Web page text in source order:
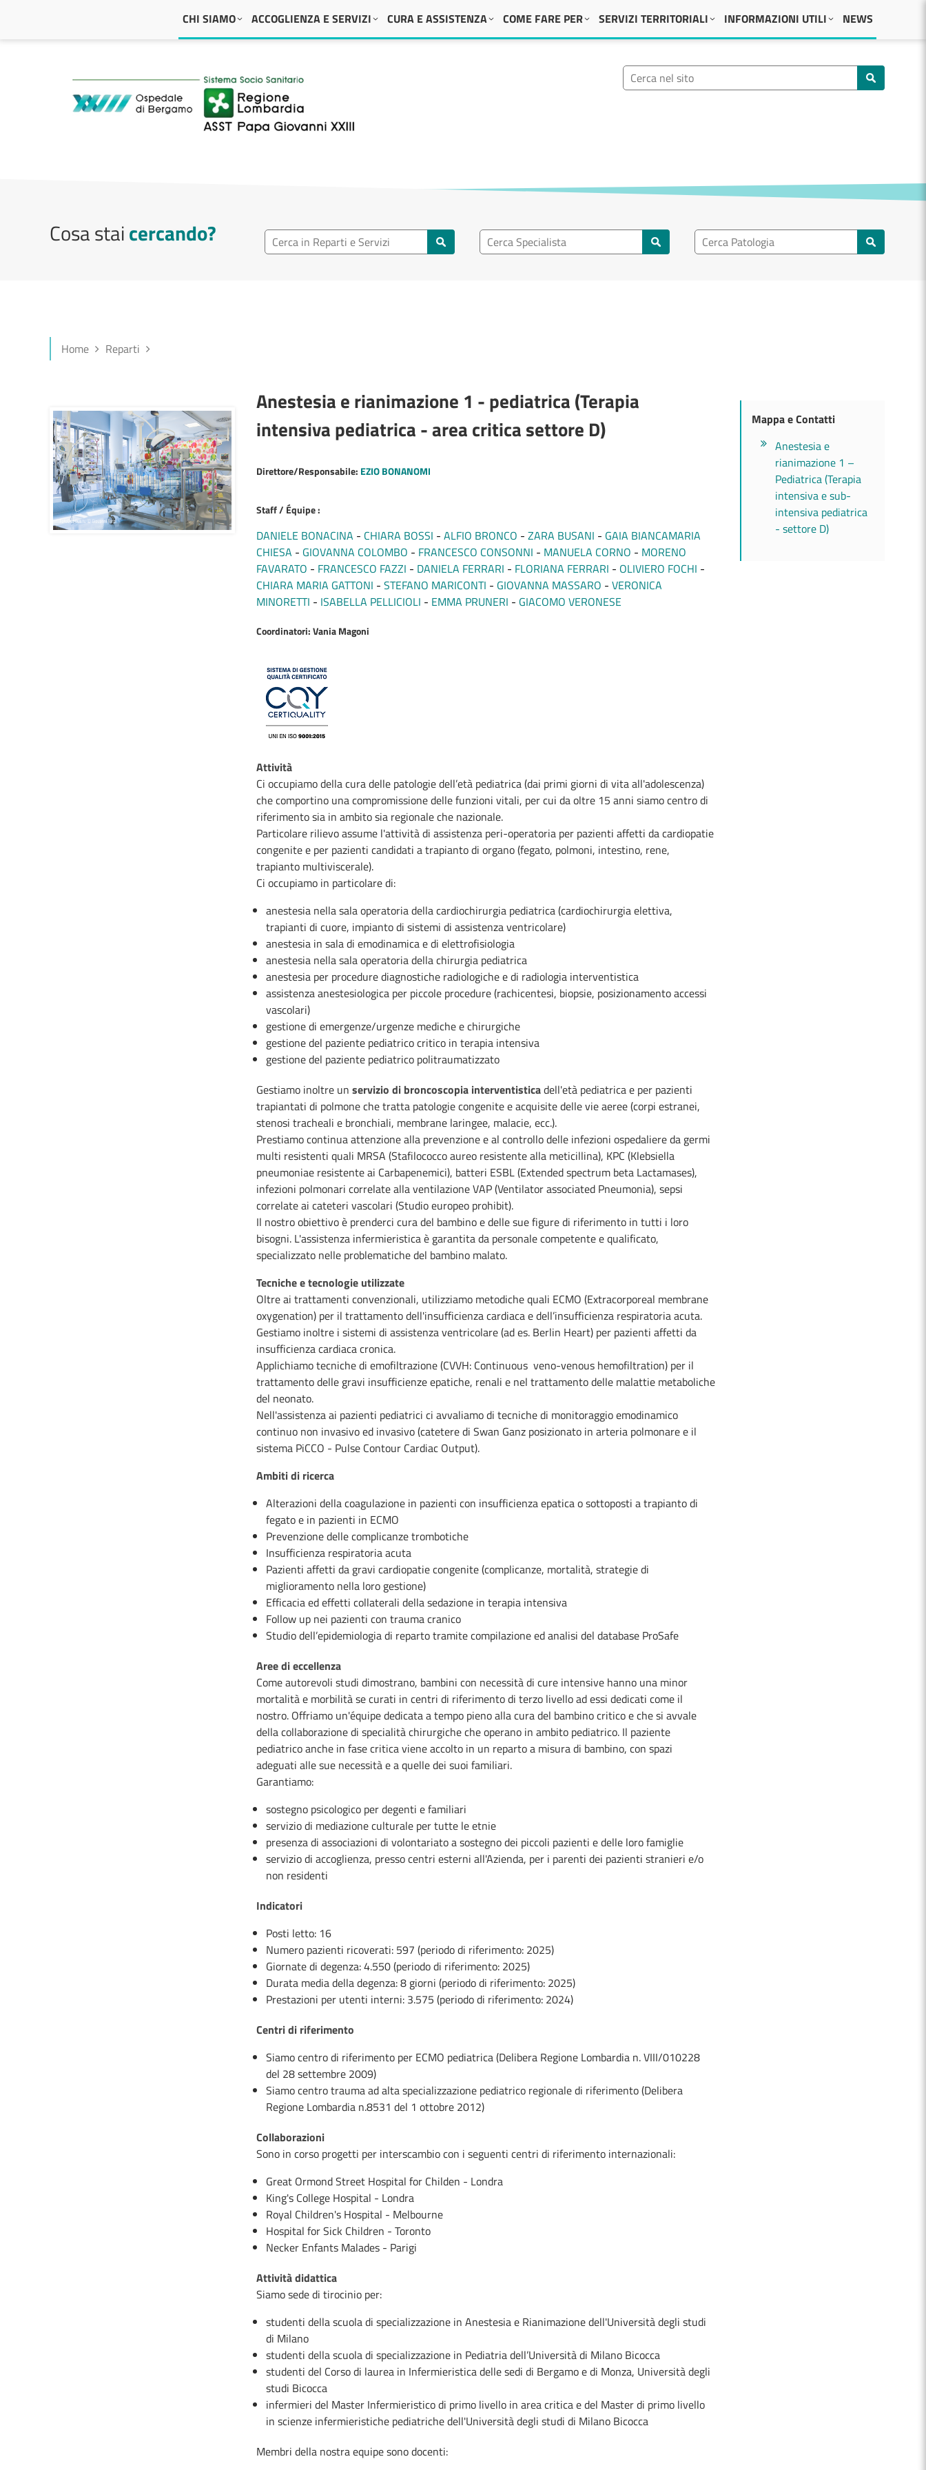
Navigazione principaleCHI SIAMO ACCOGLIENZA E SERVIZI CURA E ASSISTENZA COME FARE PER SERVIZI TERRITORIALI INFORMAZIONI UTILI NEWS
ASST Papa Giovanni XXIII
Ricerca nel sito
Cosa staicercando? Ricerca reparto Ricerca specialisti Ricerca nel patologia
Home Reparti
Anestesia e rianimazione 1 - pediatrica (Terapia
intensiva pediatrica - area critica settore D)
Direttore/Responsabile: EZIO BONANOMI
Staff / Équipe :
DANIELE BONACINA CHIARA BOSSI ALFIO BRONCO ZARA BUSANI
GAIA BIANCAMARIA
CHIESA
GIOVANNA COLOMBO FRANCESCO CONSONNI MANUELA CORNO
MORENO
FAVARATO
FRANCESCO FAZZI DANIELA FERRARI FLORIANA FERRARI
OLIVIERO FOCHI
CHIARA MARIA GATTONI
STEFANO MARICONTI GIOVANNA MASSARO
VERONICA
MINORETTI
ISABELLA PELLICIOLI EMMA PRUNERI GIACOMO VERONESE
Coordinatori: Vania Magoni
Attività
Ci occupiamo della cura delle patologie dell’età pediatrica (dai primi giorni di vita all'adolescenza)
che comportino una compromissione delle funzioni vitali, per cui da oltre 15 anni siamo centro di
riferimento sia in ambito sia regionale che nazionale.
Particolare rilievo assume l'attività di assistenza peri-operatoria per pazienti affetti da cardiopatie
congenite e per pazienti candidati a trapianto di organo (fegato, polmoni, intestino, rene,
trapianto multiviscerale).
Ci occupiamo in particolare di:
anestesia nella sala operatoria della cardiochirurgia pediatrica (cardiochirurgia elettiva,
trapianti di cuore, impianto di sistemi di assistenza ventricolare)
anestesia in sala di emodinamica e di elettrofisiologia
anestesia nella sala operatoria della chirurgia pediatrica
anestesia per procedure diagnostiche radiologiche e di radiologia interventistica
assistenza anestesiologica per piccole procedure (rachicentesi, biopsie, posizionamento accessi
vascolari)
gestione di emergenze/urgenze mediche e chirurgiche
gestione del paziente pediatrico critico in terapia intensiva
gestione del paziente pediatrico politraumatizzato
Gestiamo inoltre un servizio di broncoscopia interventisticadell'età pediatrica e per pazienti
trapiantati di polmone che tratta patologie congenite e acquisite delle vie aeree (corpi estranei,
stenosi tracheali e bronchiali, membrane laringee, malacie, ecc.).
Prestiamo continua attenzione alla prevenzione e al controllo delle infezioni ospedaliere da germi
multi resistenti quali MRSA (Stafilococco aureo resistente alla meticillina), KPC (Klebsiella
pneumoniae resistente ai Carbapenemici), batteri ESBL (Extended spectrum beta Lactamases),
infezioni polmonari correlate alla ventilazione VAP (Ventilator associated Pneumonia), sepsi
correlate ai cateteri vascolari (Studio europeo prohibit).
Il nostro obiettivo è prenderci cura del bambino e delle sue figure di riferimento in tutti i loro
bisogni. L'assistenza infermieristica è garantita da personale competente e qualificato,
specializzato nelle problematiche del bambino malato.
Tecniche e tecnologie utilizzate
Oltre ai trattamenti convenzionali, utilizziamo metodiche quali ECMO (Extracorporeal membrane
oxygenation) per il trattamento dell'insufficienza cardiaca e dell’insufficienza respiratoria acuta.
Gestiamo inoltre i sistemi di assistenza ventricolare (ad es. Berlin Heart) per pazienti affetti da
insufficienza cardiaca cronica.
Applichiamo tecniche di emofiltrazione (CVVH: Continuous veno-venous hemofiltration) per il
trattamento delle gravi insufficienze epatiche, renali e nel trattamento delle malattie metaboliche
del neonato.
Nell'assistenza ai pazienti pediatrici ci avvaliamo di tecniche di monitoraggio emodinamico
continuo non invasivo ed invasivo (catetere di Swan Ganz posizionato in arteria polmonare e il
sistema PiCCO - Pulse Contour Cardiac Output).
Ambiti di ricerca
Alterazioni della coagulazione in pazienti con insufficienza epatica o sottoposti a trapianto di
fegato e in pazienti in ECMO
Prevenzione delle complicanze trombotiche
Insufficienza respiratoria acuta
Pazienti affetti da gravi cardiopatie congenite (complicanze, mortalità, strategie di
miglioramento nella loro gestione)
Efficacia ed effetti collaterali della sedazione in terapia intensiva
Follow up nei pazienti con trauma cranico
Studio dell’epidemiologia di reparto tramite compilazione ed analisi del database ProSafe
Aree di eccellenza
Come autorevoli studi dimostrano, bambini con necessità di cure intensive hanno una minor
mortalità e morbilità se curati in centri di riferimento di terzo livello ad essi dedicati come il
nostro. Offriamo un'équipe dedicata a tempo pieno alla cura del bambino critico e che si avvale
della collaborazione di specialità chirurgiche che operano in ambito pediatrico. Il paziente
pediatrico anche in fase critica viene accolto in un reparto a misura di bambino, con spazi
adeguati alle sue necessità e a quelle dei suoi familiari.
Garantiamo:
sostegno psicologico per degenti e familiari
servizio di mediazione culturale per tutte le etnie
presenza di associazioni di volontariato a sostegno dei piccoli pazienti e delle loro famiglie
servizio di accoglienza, presso centri esterni all'Azienda, per i parenti dei pazienti stranieri e/o
non residenti
Indicatori
Posti letto: 16
Numero pazienti ricoverati: 597 (periodo di riferimento: 2025)
Giornate di degenza: 4.550 (periodo di riferimento: 2025)
Durata media della degenza: 8 giorni (periodo di riferimento: 2025)
Prestazioni per utenti interni: 3.575 (periodo di riferimento: 2024)
Centri di riferimento
Siamo centro di riferimento per ECMO pediatrica (Delibera Regione Lombardia n. VIII/010228
del 28 settembre 2009)
Siamo centro trauma ad alta specializzazione pediatrico regionale di riferimento (Delibera
Regione Lombardia n.8531 del 1 ottobre 2012)
Collaborazioni
Sono in corso progetti per interscambio con i seguenti centri di riferimento internazionali:
Great Ormond Street Hospital for Childen - Londra
King's College Hospital - Londra
Royal Children's Hospital - Melbourne
Hospital for Sick Children - Toronto
Necker Enfants Malades - Parigi
Attività didattica
Siamo sede di tirocinio per:
studenti della scuola di specializzazione in Anestesia e Rianimazione dell'Università degli studi
di Milano
studenti della scuola di specializzazione in Pediatria dell’Università di Milano Bicocca
studenti del Corso di laurea in Infermieristica delle sedi di Bergamo e di Monza, Università degli
studi Bicocca
infermieri del Master Infermieristico di primo livello in area critica e del Master di primo livello
in scienze infermieristiche pediatriche dell'Università degli studi di Milano Bicocca
Membri della nostra equipe sono docenti:
Mappa e Contatti
Anestesia e
rianimazione 1 –
Pediatrica (Terapia
intensiva e sub-
intensiva pediatrica
- settore D)